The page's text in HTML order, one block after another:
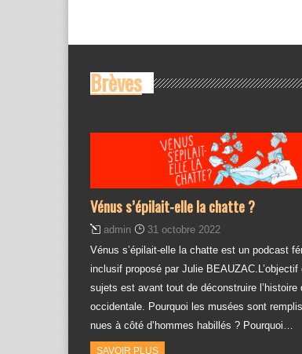
Brèves
Vénus s’épilait-elle la chatte ?
admin
31 octobre 2022
Vénus s’épilait-elle la chatte est un podcast
inclusif proposé par Julie BEAUZAC.L’objectif
sujets est avant tout de déconstruire l’histoire
occidentale. Pourquoi les musées sont
nues à côté d’hommes habillés ? Pourquoi…
SAVOIR PLUS